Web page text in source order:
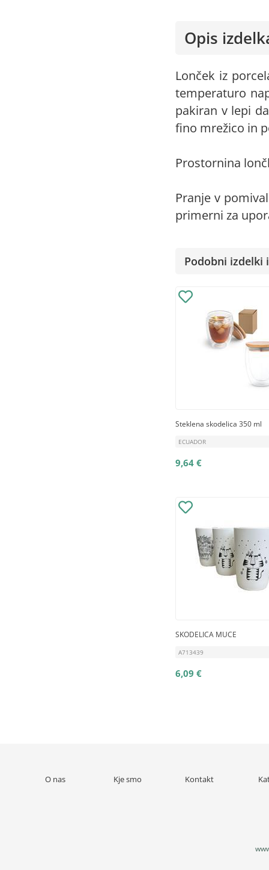
Opis
Lonček iz
temperaturo
pakiran v lepi
fino mrežico in
Prostornina
Pranje v
primerni za
Podobni izdelki
Steklena skodelica 350 ml
ECUADOR
9,64 €
SKODELICA MUCE
A713439
6,09 €
O nas Kje smo Kontakt